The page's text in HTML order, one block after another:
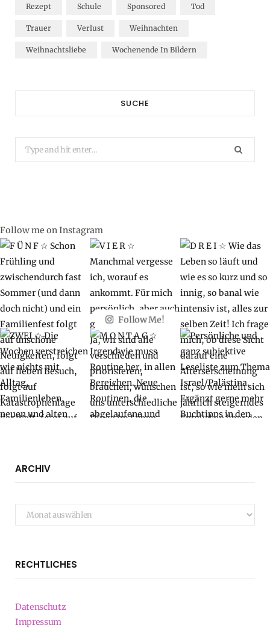
Rezept Schule Sponsored Tod
Trauer Verlust Weihnachten
Weihnachtsliebe Wochenende In Bildern
SUCHE
Search
for:
Follow me on Instagram
Follow Me!
ARCHIV
Archiv
RECHTLICHES
Datenschutz
Impressum